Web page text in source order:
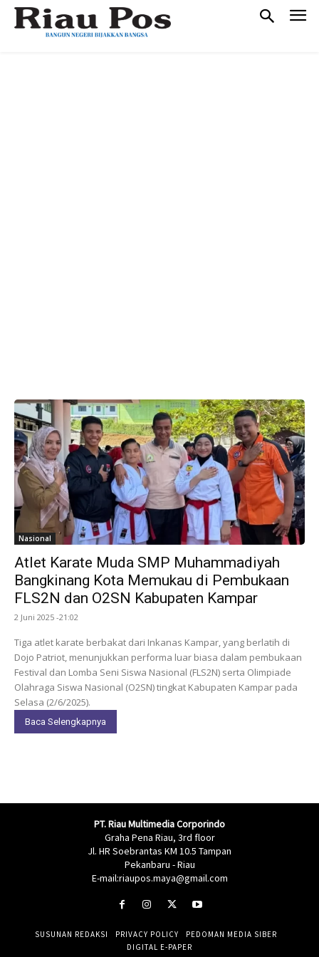
Nasional
Atlet Karate Muda SMP Muhammadiyah
Bangkinang Kota Memukau di Pembukaan
FLS2N dan O2SN Kabupaten Kampar
2 Juni 2025 -21:02
Tiga atlet karate berbakat dari Inkanas Kampar, yang berlatih di
Dojo Patriot, menunjukkan performa luar biasa dalam pembukaan
Festival dan Lomba Seni Siswa Nasional (FLS2N) serta Olimpiade
Olahraga Siswa Nasional (O2SN) tingkat Kabupaten Kampar pada
Selasa (2/6/2025).
Baca Selengkapnya
PT. Riau Multimedia Corporindo
Graha Pena Riau, 3rd floor
Jl. HR Soebrantas KM 10.5 Tampan
Pekanbaru - Riau
E-mail:riaupos.maya@gmail.com
SUSUNAN REDAKSI PRIVACY POLICY
PEDOMAN MEDIA SIBER
DIGITAL E-PAPER